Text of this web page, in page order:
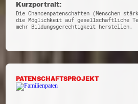
Kurzportrait:
Die Chancenpatenschaften (Menschen
die Möglichkeit auf gesellschaftliche
mehr Bildungsgerechtigkeit herstellen.
PATENSCHAFTSPROJEKT